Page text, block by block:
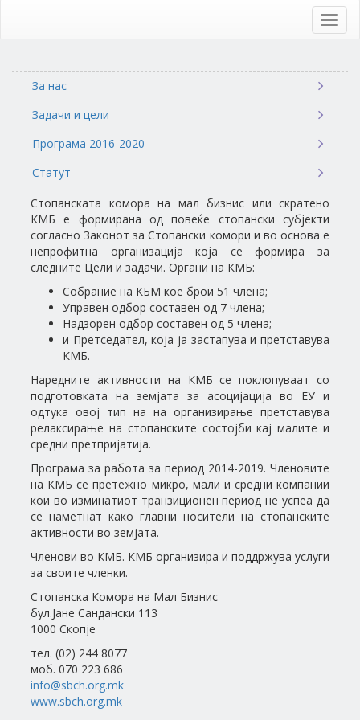
За нас
Задачи и цели
Програма 2016-2020
Статут
Стопанската комора на мал бизнис или скратено
КМБ е формирана од повеќе стопански субјекти
согласно Законот за Стопански комори и во основа е
непрофитна организација која се формира за
следните Цели и задачи. Органи на КМБ:
Собрание на КБМ кое брои 51 члена;
Управен одбор составен од 7 члена;
Надзорен одбор составен од 5 члена;
и Претседател, која ја застапува и претставува
КМБ.
Наредните активности на КМБ се поклопуваат со
подготовката на земјата за асоцијација во ЕУ и
одтука овој тип на на организирање претставува
релаксирање на стопанските состојби кај малите и
средни претпријатија.
Програма за работа за период 2014-2019. Членовите
на КМБ се претежно микро, мали и средни компании
кои во изминатиот транзиционен период не успеа да
се наметнат како главни носители на стопанските
активности во земјата.
Членови во КМБ. КМБ организира и поддржува услуги
за своите членки.
Стопанска Комора на Мал Бизнис
бул.Јане Сандански 113
1000 Скопје
тел. (02) 244 8077
моб. 070 223 686
info@sbch.org.mk
www.sbch.org.mk